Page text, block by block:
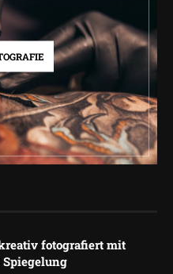
fotografiert mit